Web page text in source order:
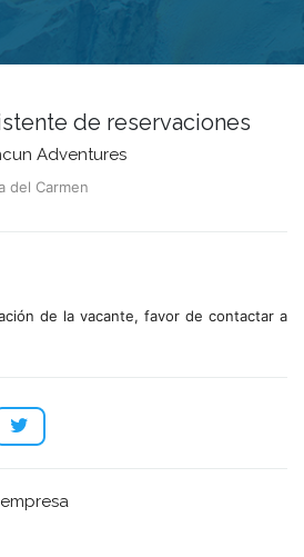
de reservaciones
Adventures
del Carmen
de la vacante, favor de contactar a